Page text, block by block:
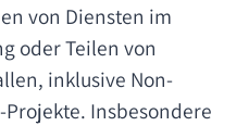
von Diensten im
oder Teilen von
inklusive Non-
Insbesondere